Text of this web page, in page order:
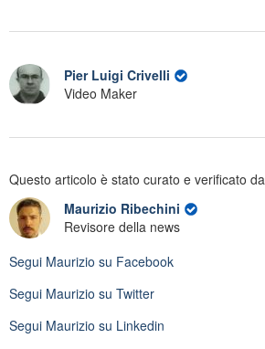
Pier Luigi Crivelli
Video Maker
Questo articolo è stato curato e verificato da
Maurizio Ribechini
Revisore della news
Segui Maurizio su Facebook
Segui Maurizio su Twitter
Segui Maurizio su Linkedin